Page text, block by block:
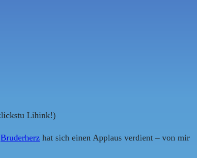
Lihink!)
Bruderherz hat sich einen Applaus verdient – von mir